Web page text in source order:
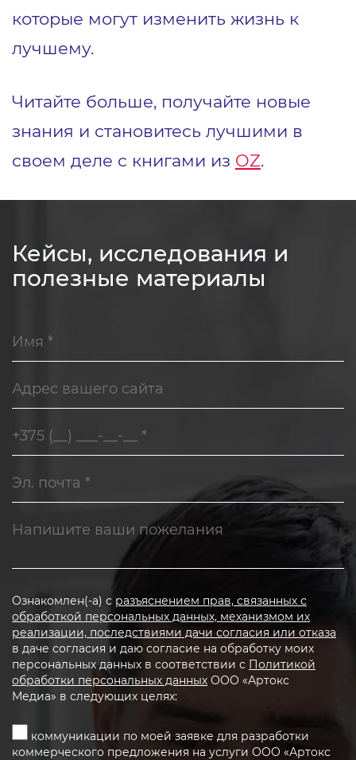
которые могут изменить жизнь к
лучшему.
Читайте больше, получайте новые
знания и становитесь лучшими в
своем деле с книгами из OZ.
Кейсы, исследования и
полезные материалы
Ознакомлен(-а) с разъяснением прав, связанных с
обработкой персональных данных, механизмом их
реализации, последствиями дачи согласия или отказа
в даче согласия и даю согласие на обработку моих
персональных данных в соответствии с Политикой
обработки персональных данных ООО «Артокс
Медиа» в следующих целях:
коммуникации по моей заявке для разработки
коммерческого предложения на услуги ООО «Артокс